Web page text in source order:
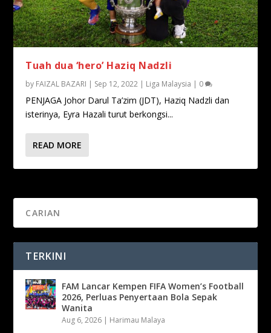
Tuah dua ‘hero’ Haziq Nadzli
by FAIZAL BAZARI | Sep 12, 2022 | Liga Malaysia | 0
PENJAGA Johor Darul Ta’zim (JDT), Haziq Nadzli dan
isterinya, Eyra Hazali turut berkongsi...
READ MORE
TERKINI
FAM Lancar Kempen FIFA Women’s Football
2026, Perluas Penyertaan Bola Sepak
Wanita
Aug 6, 2026 | Harimau Malaya